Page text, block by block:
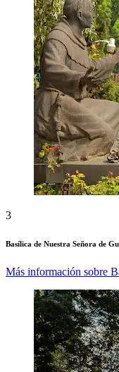
3
Basílica de Nuestra Señora de
Más información sobre